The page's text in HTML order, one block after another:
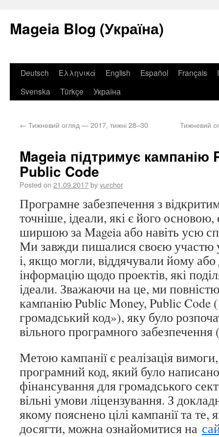
Mageia Blog (Україна)
Deutsch Ελληνικά English Español Français
Svenska
Türkçe Україна
← Тижневий огляд — 2017, тижні 28–30 Тижневий
Mageia підтримує кампанію
Public Code
Posted on 21.09.2017byyurchor
Програмне забезпечення з
точніше, ідеали, які є його основою,
ширшою за Mageia або навіть усю
Ми завжди пишалися своєю участю
і, якщо могли, віддячували йому
інформацію щодо проектів, які
ідеали. Зважаючи на це, ми
кампанію Public Money, Public Code
громадський код»), яку було
вільного програмного
Метою кампанії є реалізація
програмний код, який було
фінансування для громадського
вільні умови ліцензування. З
якому пояснено цілі кампанії та те,
досягти, можна ознайомитися на